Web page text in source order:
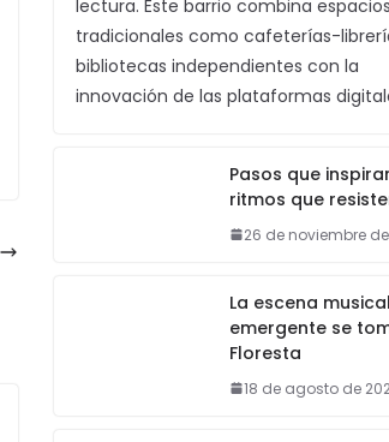
lectura. Este barrio combina espacios
tradicionales como cafeterías-
bibliotecas independientes con la
innovación de las plataformas
Pasos que
ritmos que
26 de noviembre
La escena musical
emergente se
Floresta
18 de agosto de